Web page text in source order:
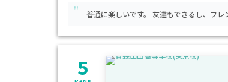
" 普通に楽しいです。 友達もでき
5